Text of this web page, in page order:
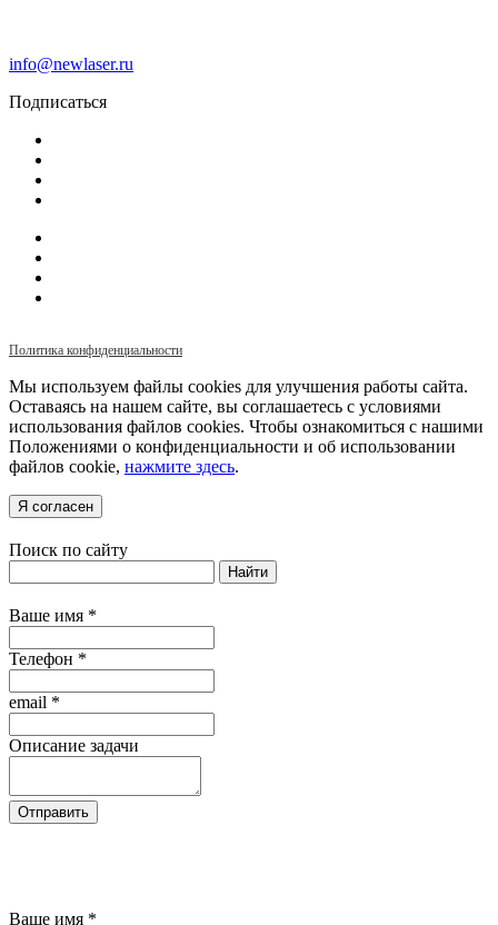
info@newlaser.ru
Подписаться
Политика конфиденциальности
Мы используем файлы cookies для улучшения работы сайта.
Оставаясь на нашем сайте, вы соглашаетесь с условиями
использования файлов cookies. Чтобы ознакомиться с нашими
Положениями о конфиденциальности и об использовании
файлов cookie, нажмите здесь.
Я согласен
Поиск по сайту
Найти
Ваше имя *
Телефон *
email *
Описание задачи
Отправить
Ваше имя *